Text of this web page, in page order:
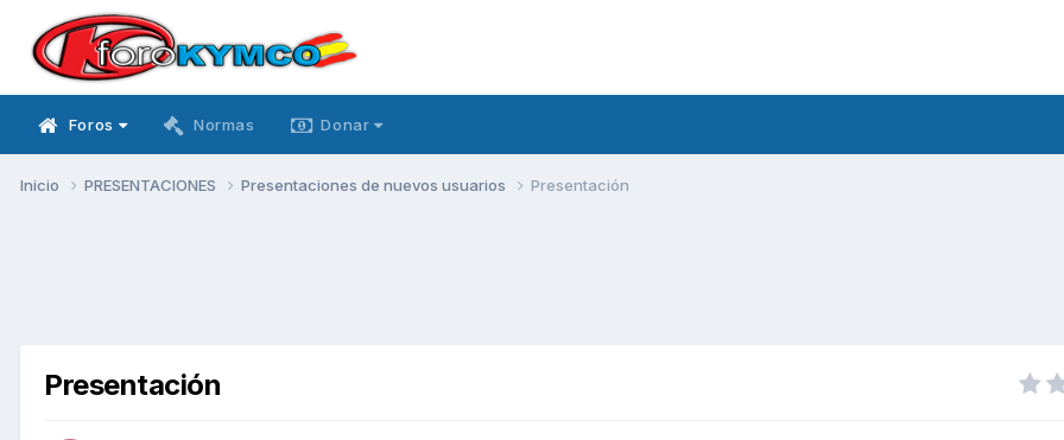
Foros Normas Donar
Inicio PRESENTACIONES Presentaciones de nuevos usuarios Presentación
Presentación